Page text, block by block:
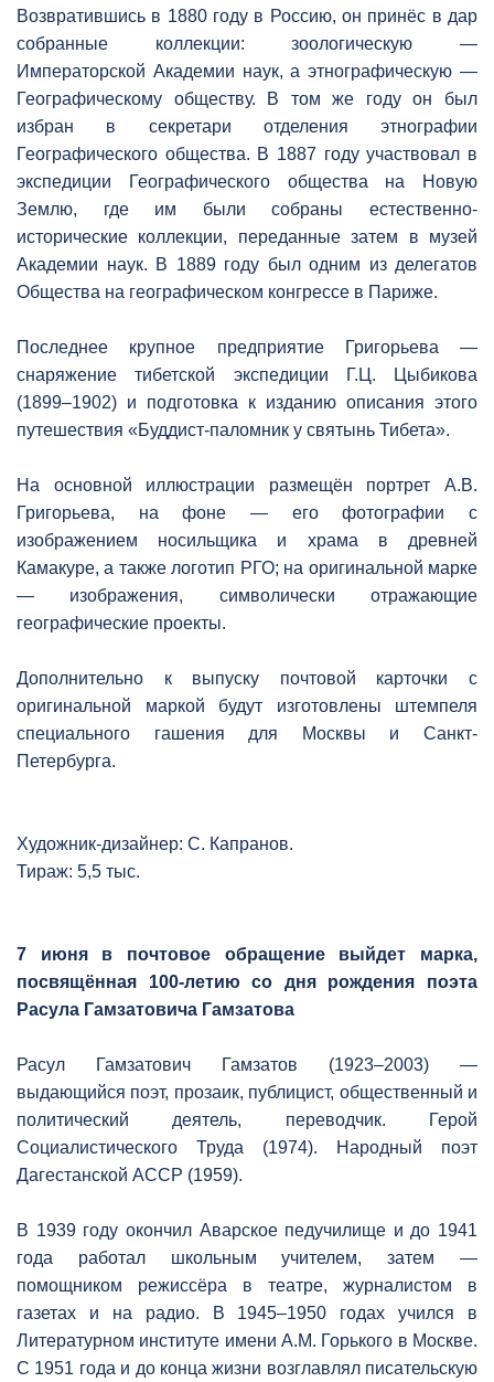
Возвратившись в 1880 году в Россию, он принёс в дар
собранные коллекции: зоологическую —
Императорской Академии наук, а этнографическую —
Географическому обществу. В том же году он был
избран в секретари отделения этнографии
Географического общества. В 1887 году участвовал в
экспедиции Географического общества на Новую
Землю, где им были собраны естественно-
исторические коллекции, переданные затем в музей
Академии наук. В 1889 году был одним из делегатов
Общества на географическом конгрессе в Париже.
Последнее крупное предприятие Григорьева —
снаряжение тибетской экспедиции Г.Ц. Цыбикова
(1899–1902) и подготовка к изданию описания этого
путешествия «Буддист-паломник у святынь Тибета».
На основной иллюстрации размещён портрет А.В.
Григорьева, на фоне — его фотографии с
изображением носильщика и храма в древней
Камакуре, а также логотип РГО; на оригинальной марке
— изображения, символически отражающие
географические проекты.
Дополнительно к выпуску почтовой карточки с
оригинальной маркой будут изготовлены штемпеля
специального гашения для Москвы и Санкт-
Петербурга.
Художник-дизайнер: С. Капранов.
Тираж: 5,5 тыс.
7 июня в почтовое обращение выйдет марка,
посвящённая 100-летию со дня рождения поэта
Расула Гамзатовича Гамзатова
Расул Гамзатович Гамзатов (1923–2003) —
выдающийся поэт, прозаик, публицист, общественный и
политический деятель, переводчик. Герой
Социалистического Труда (1974). Народный поэт
Дагестанской АССР (1959).
В 1939 году окончил Аварское педучилище и до 1941
года работал школьным учителем, затем —
помощником режиссёра в театре, журналистом в
газетах и на радио. В 1945–1950 годах учился в
Литературном институте имени А.М. Горького в Москве.
С 1951 года и до конца жизни возглавлял писательскую